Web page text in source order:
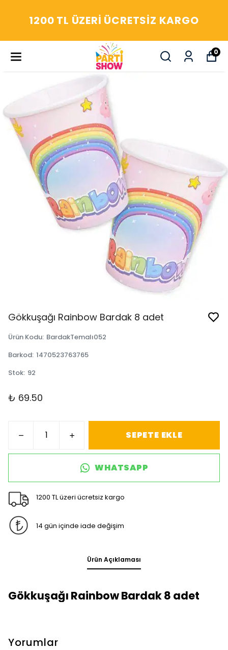
1200 TL ÜZERI ÜCRETSIZ KARGO
0
Gökkuşağı Rainbow Bardak 8 adet
Ürün Kodu: BardakTemalı052
Barkod: 1470523763765
Stok: 92
₺ 69.50
SEPETE EKLE
WHATSAPP
1200 TL üzeri ücretsiz kargo
14 gün içinde iade değişim
Ürün Açıklaması
Gökkuşağı Rainbow Bardak 8 adet
Yorumlar